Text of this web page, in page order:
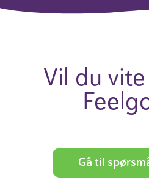
Vil du
Gå til